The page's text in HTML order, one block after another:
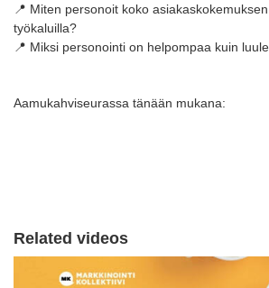
📍 Miten personoit koko
työkaluilla?
📍 Miksi personointi on helpompaa kuin
Aamukahviseurassa tänään mukana:
Related videos